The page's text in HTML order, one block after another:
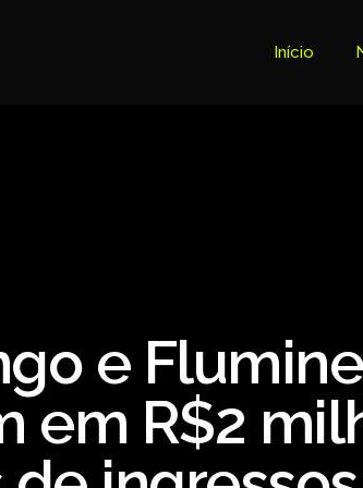
Início
e
em R$2